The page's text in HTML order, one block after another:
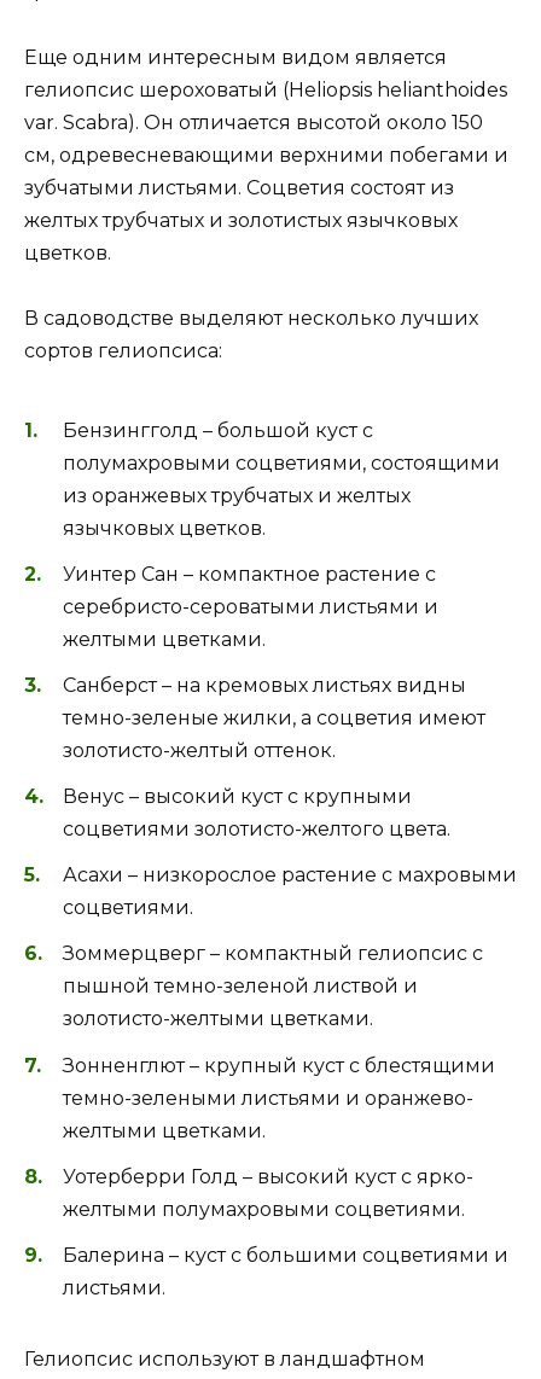
Еще одним интересным видом является
гелиопсис шероховатый (Heliopsis helianthoides
var. Scabra). Он отличается высотой около 150
см, одревесневающими верхними побегами и
зубчатыми листьями. Соцветия состоят из
желтых трубчатых и золотистых язычковых
цветков.
В садоводстве выделяют несколько лучших
сортов гелиопсиса:
Бензингголд – большой куст с
полумахровыми соцветиями, состоящими
из оранжевых трубчатых и желтых
язычковых цветков.
Уинтер Сан – компактное растение с
серебристо-сероватыми листьями и
желтыми цветками.
Санберст – на кремовых листьях видны
темно-зеленые жилки, а соцветия имеют
золотисто-желтый оттенок.
Венус – высокий куст с крупными
соцветиями золотисто-желтого цвета.
Асахи – низкорослое растение с махровыми
соцветиями.
Зоммерцверг – компактный гелиопсис с
пышной темно-зеленой листвой и
золотисто-желтыми цветками.
Зонненглют – крупный куст с блестящими
темно-зелеными листьями и оранжево-
желтыми цветками.
Уотерберри Голд – высокий куст с ярко-
желтыми полумахровыми соцветиями.
Балерина – куст с большими соцветиями и
листьями.
Гелиопсис используют в ландшафтном